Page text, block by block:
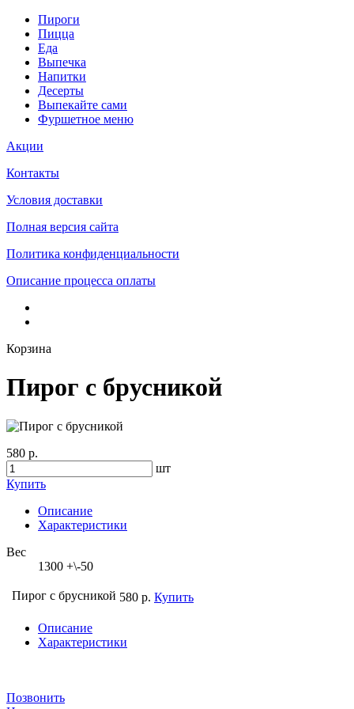
Пироги
Пицца
Еда
Выпечка
Напитки
Десерты
Выпекайте сами
Фуршетное меню
Акции
Контакты
Условия доставки
Полная версия сайта
Политика конфиденциальности
Описание процесса оплаты
Корзина
Пирог с брусникой
580 р.
шт
Купить
Описание
Характеристики
Вес
1300 +\-50
Пирог с брусникой 580 р. Купить
Описание
Характеристики
Позвонить